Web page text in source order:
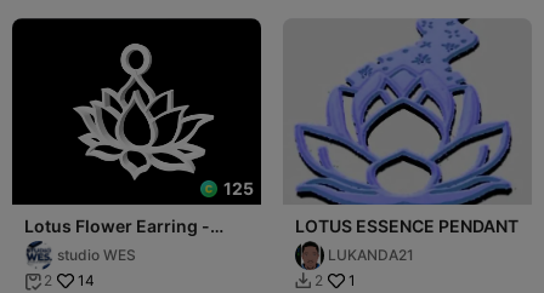
125
Lotus Flower Earring -
Pendantstudio WES
 2 14
LOTUS ESSENCE PENDANT
LUKANDA21
 2 1